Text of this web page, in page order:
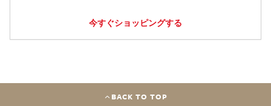
今すぐショッピングする
BACK TO TOP